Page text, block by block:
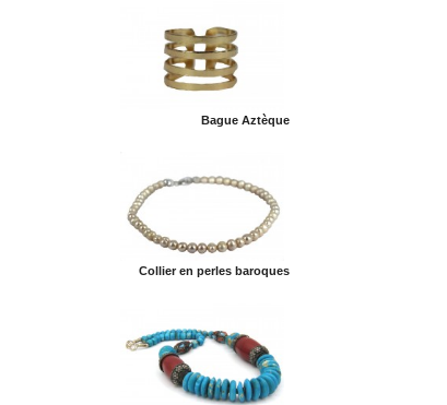
Bague Aztèque
Collier en perles baroques